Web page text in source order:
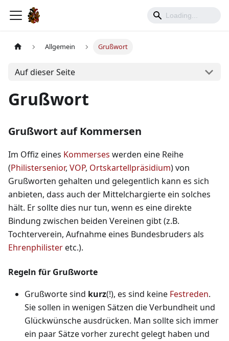
Allgemein Grußwort
Auf dieser Seite
Grußwort
Grußwort auf Kommersen
Im Offiz eines Kommerses werden eine Reihe
(Philistersenior, VOP, Ortskartellpräsidium) von
Grußworten gehalten und gelegentlich kann es sich
anbieten, dass auch der Mittelchargierte ein solches
hält. Er sollte dies nur tun, wenn es eine direkte
Bindung zwischen beiden Vereinen gibt (z.B.
Tochterverein, Aufnahme eines Bundesbruders als
Ehrenphilisteretc.).
Regeln für Grußworte
Grußworte sind kurz(!), es sind keine Festreden.
Sie sollen in wenigen Sätzen die Verbundheit und
Glückwünsche ausdrücken. Man sollte sich immer
ein paar Sätze vorher zurecht gelegt haben und